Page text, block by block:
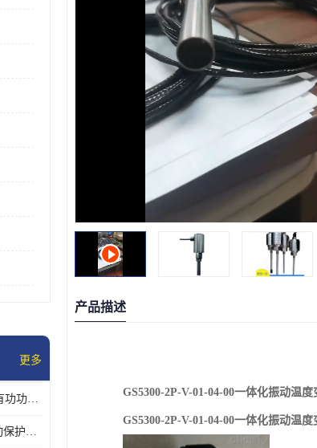
更多
WBP214P75三相三线有功功率传感器鸿泰顺达产品稳定性好
STM82系列双通道振动保护表鸿泰产品技术规格
产品描述
GS5300-2P-V-01-04-00一体化振动温
GS5300-2P-V-01-04-00一体化振动温